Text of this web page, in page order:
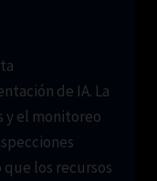
de IA. La
y el monitoreo
los recursos